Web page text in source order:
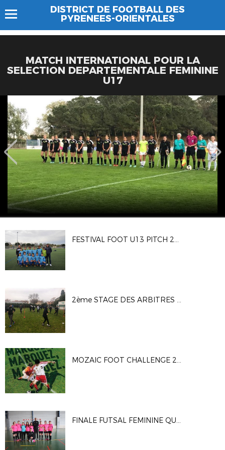
DISTRICT DE FOOTBALL DES
PYRENEES-ORIENTALES
MATCH INTERNATIONAL POUR LA
SELECTION DEPARTEMENTALE FEMININE
U17
FESTIVAL FOOT U13 PITCH 2018 - FINALE DEPARTEMENTALE
2ème STAGE DES ARBITRES OFFICIELS
MOZAIC FOOT CHALLENGE 2018 - CREDIT AGRICOLE SUD MEDITERRANEE
FINALE FUTSAL FEMININE QUALIFICATIVE POUR LA FINALE REGIONALE - SAINT NAZAIRE 4/2/18